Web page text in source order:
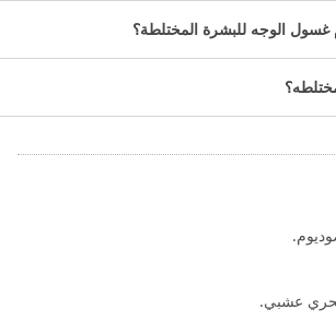
دهنية المناطق الزيتية.
نيفيا غسول للوجه:
عشبي.
الوجه للبشرة المختلطة؟